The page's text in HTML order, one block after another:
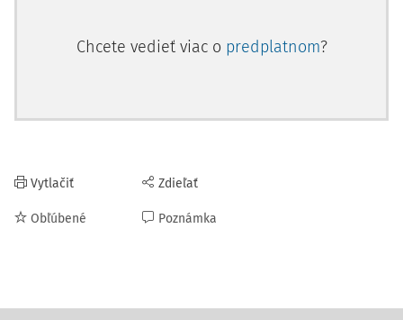
Chcete vedieť viac o predplatnom?
Vytlačiť
Obľúbené
Zdieľať
Poznámka